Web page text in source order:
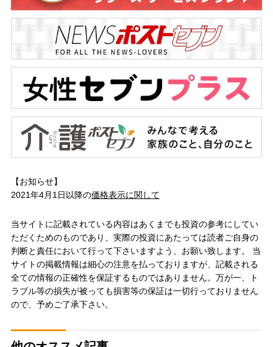
【お知らせ】
2021年4月1日以降の価格表示に関して
当サイトに記載されている内容はあくまでも投資の参考にしてい
ただくためのものであり、実際の投資にあたっては読者ご自身の
判断と責任において行って下さいますよう、お願い致します。 当
サイトの掲載情報は細心の注意を払っておりますが、記載される
全ての情報の正確性を保証するものではありません。万が一、ト
ラブル等の損失が被っても損害等の保証は一切行っておりません
ので、予めご了承下さい。